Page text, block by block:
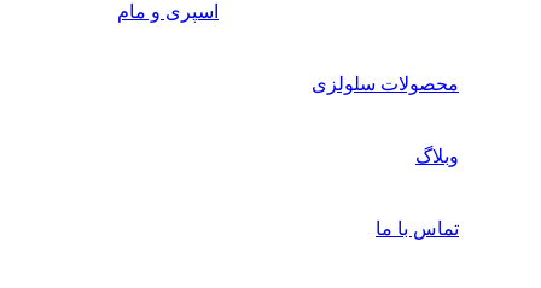
اسپری و مام
محصولات سلولزی
وبلاگ
تماس با ما